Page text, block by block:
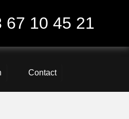
67 10 45 21
Contact